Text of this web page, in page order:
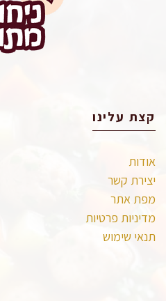
קצת עלינו
אודות
יצירת קשר
מפת אתר
מדיניות פרטיות
תנאי שימוש